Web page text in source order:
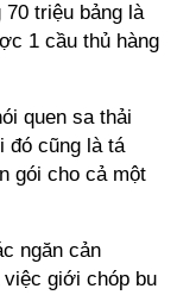
triệu bảng là
1 cầu thủ hàng
quen sa thải
đó cũng là tá
gói cho cả một
ngăn cản
giới chóp bu